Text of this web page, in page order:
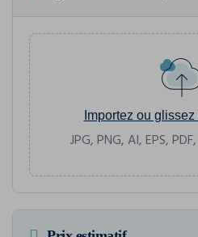
Importez ou
JPG, PNG, AI, EPS,